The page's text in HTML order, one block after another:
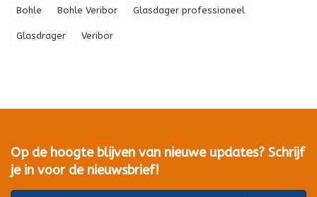
Bohle Bohle Veribor Glasdager professioneel
Glasdrager Veribor
Op de hoogte blijven van nieuwe updates? Schrijf
je in voor de nieuwsbrief!